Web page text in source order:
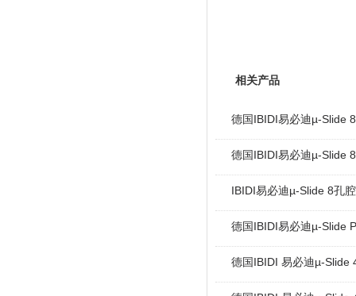
相关产品
德国IBIDI易必迪µ-Slide
德国IBIDI易必迪µ-Slide
IBIDI易必迪µ-Slide 8孔
德国IBIDI易必迪µ-Slide
德国IBIDI 易必迪µ-Slide